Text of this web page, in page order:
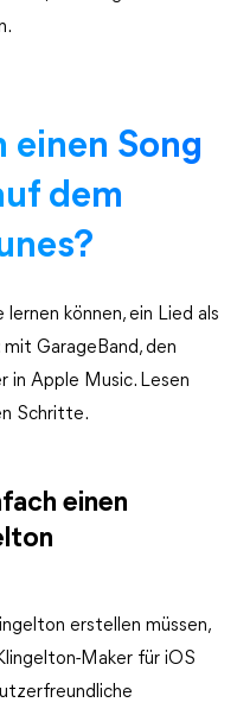
einen Song
dem
können, ein Lied als
GarageBand, den
in Apple Music. Lesen
Schritte.
einen
erstellen müssen,
Maker für iOS